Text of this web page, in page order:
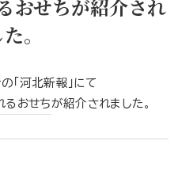
おせちが紹介され
。
「河北新報」にて
るおせちが紹介されました。